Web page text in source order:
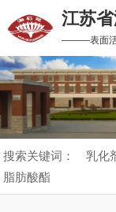
江苏
———表面活
搜索关键词： 乳化
脂肪酸酯